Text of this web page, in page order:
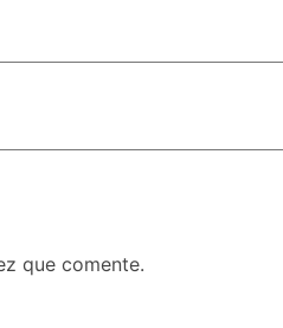
que comente.